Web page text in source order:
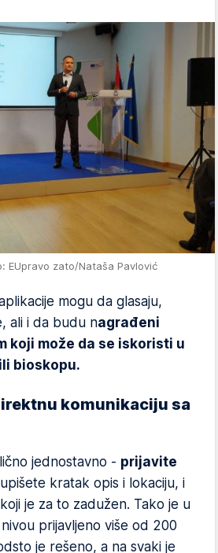
EUpravo zato/Nataša Pavlović
mogu da glasaju,
ali i da budu nagrađeni
koji može da se iskoristi u
bioskopu.
komunikaciju sa
jednostavno - prijavite
kratak opis i lokaciju, i
je za to zadužen. Tako je u
prijavljeno više od 200
je rešeno, a na svaki je